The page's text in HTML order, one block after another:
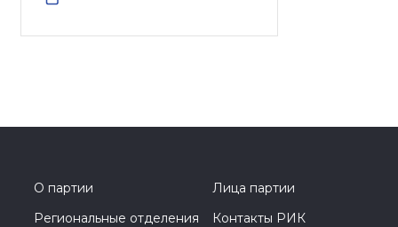
О партии
Лица партии
Региональные отделения
Контакты РИК